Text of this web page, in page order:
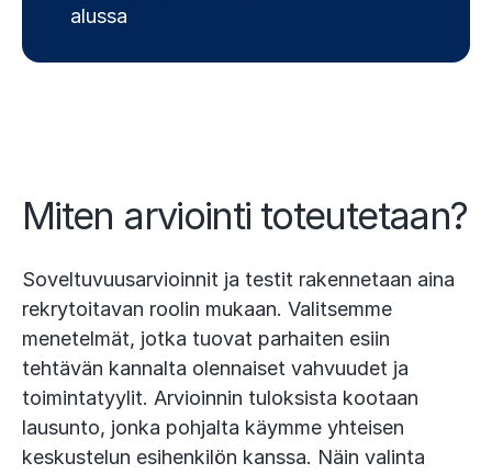
alussa
Miten arviointi toteutetaan?
Soveltuvuusarvioinnit ja testit rakennetaan aina
rekrytoitavan roolin mukaan. Valitsemme
menetelmät, jotka tuovat parhaiten esiin
tehtävän kannalta olennaiset vahvuudet ja
toimintatyylit. Arvioinnin tuloksista kootaan
lausunto, jonka pohjalta käymme yhteisen
keskustelun esihenkilön kanssa. Näin valinta